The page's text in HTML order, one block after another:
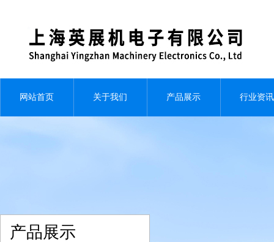
网站首页 关于我们 产品展示 行业资讯
产品展示